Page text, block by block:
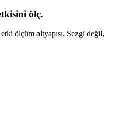
ölç.
ölçüm altyapısı. Sezgi değil,